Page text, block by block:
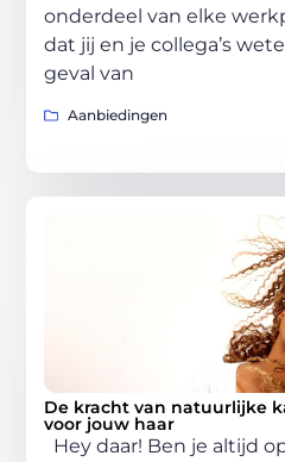
onderdeel van elke
dat jij en je collega’s
geval van
Aanbiedingen
De kracht van natuurlijke
voor jouw haar
Hey daar! Ben je altijd